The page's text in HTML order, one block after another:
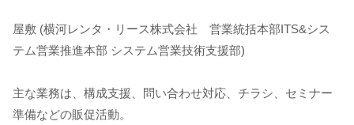
屋敷 (横河レンタ・リース株式会社 営業統括本部ITS&シス
テム営業推進本部 システム営業技術支援部)
主な業務は、構成支援、問い合わせ対応、チラシ、セミナー
準備などの販促活動。